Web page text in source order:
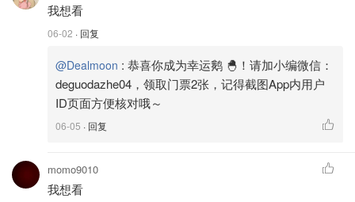
我想看
06-02 · 回复
@Dealmoon : 恭喜你成为幸运鹅 🐣！请加小编微信：
deguodazhe04，领取门票2张，记得截图App内用户
ID页面方便核对哦～
06-05 · 回复
momo9010
我想看